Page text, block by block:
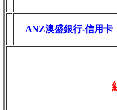
ANZ澳盛銀行-信用卡